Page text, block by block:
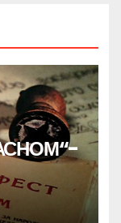
АСНОМ“-